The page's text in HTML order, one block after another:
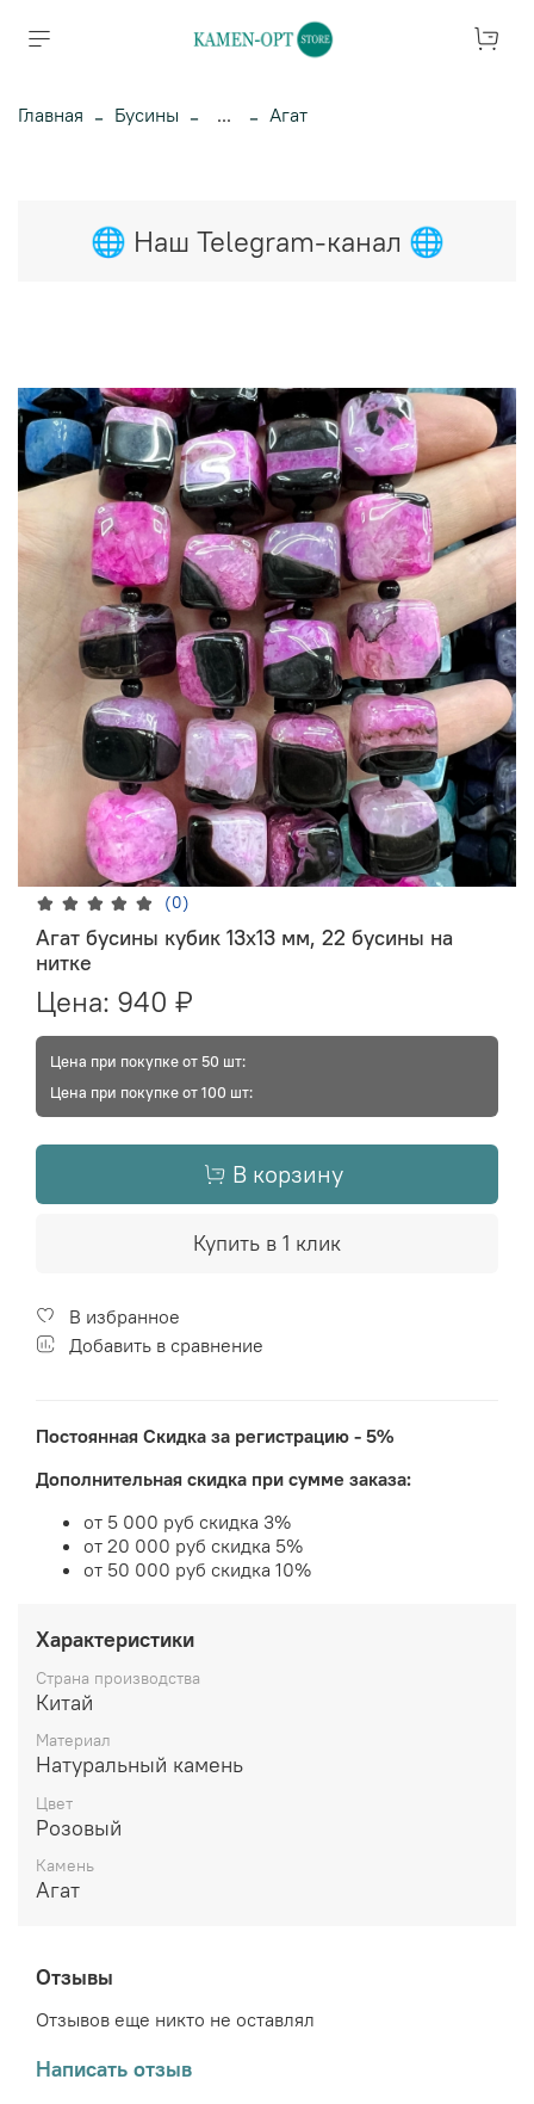
Главная Бусины ... Агат
🌐 Наш Telegram-канал 🌐
(0)
Агат бусины кубик 13х13 мм, 22 бусины на
нитке
Цена: 940 ₽
Цена при покупке от 50 шт:
Цена при покупке от 100 шт:
В корзину
Купить в 1 клик
В избранное
Добавить в сравнение
Постоянная Скидка за регистрацию - 5%
Дополнительная скидка при сумме заказа:
от 5 000 руб скидка 3%
от 20 000 руб скидка 5%
от 50 000 руб скидка 10%
Характеристики
Страна производства
Китай
Материал
Натуральный камень
Цвет
Розовый
Камень
Агат
Отзывы
Отзывов еще никто не оставлял
Написать отзыв